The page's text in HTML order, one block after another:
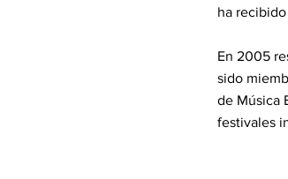
ha
En 2005
sido
de Música
festivales